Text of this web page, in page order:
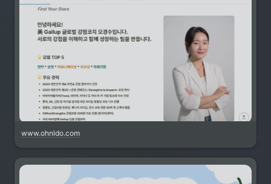
www.ohnldo.com